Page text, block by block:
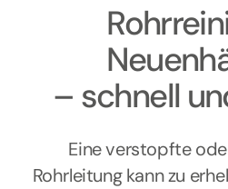
– schnell
Eine verstopfte
Rohrleitung kann zu